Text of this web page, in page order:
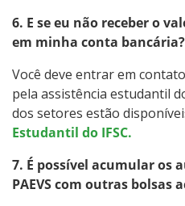
6. E se eu não receber o
em minha conta bancária?
Você deve entrar em
pela assistência estudantil
dos setores estão
Estudantil do IFSC.
7. É possível acumular os
PAEVS com outras bolsas